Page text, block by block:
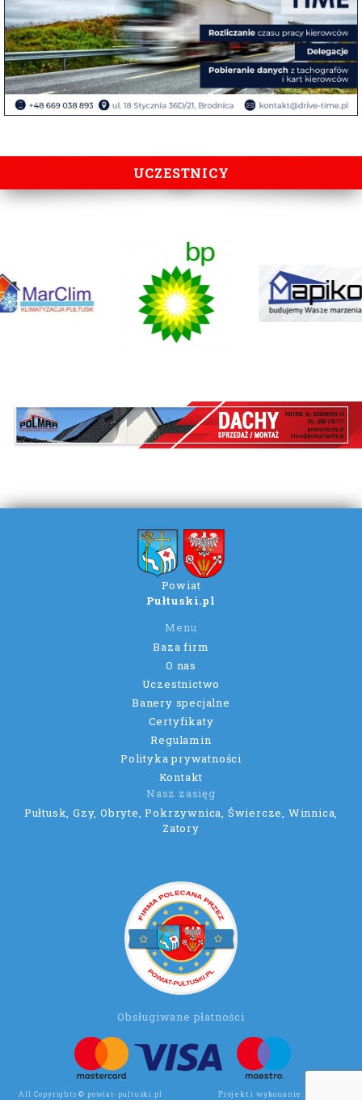
UCZESTNICY
Powiat
Pułtuski.pl
Menu
Baza firm
O nas
Uczestnictwo
Banery specjalne
Certyfikaty
Regulamin
Polityka prywatności
Kontakt
Nasz zasięg
Pułtusk, Gzy, Obryte, Pokrzywnica, Świercze, Winnica,
Zatory
Obsługiwane płatności
All Copyrights © powiat-pultuski.pl Projekt i wykonanie: